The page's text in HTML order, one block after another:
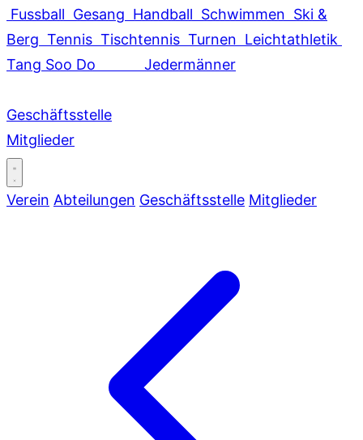
Fussball Gesang Handball Schwimmen Ski &
Berg Tennis Tischtennis Turnen Leichtathletik
Tang Soo Do
Jedermänner
Geschäftsstelle
Mitglieder
Verein Abteilungen Geschäftsstelle Mitglieder